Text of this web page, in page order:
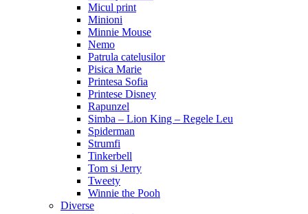
Micul print
Minioni
Minnie Mouse
Nemo
Patrula catelusilor
Pisica Marie
Printesa Sofia
Printese Disney
Rapunzel
Simba – Lion King – Regele Leu
Spiderman
Strumfi
Tinkerbell
Tom si Jerry
Tweety
Winnie the Pooh
Diverse